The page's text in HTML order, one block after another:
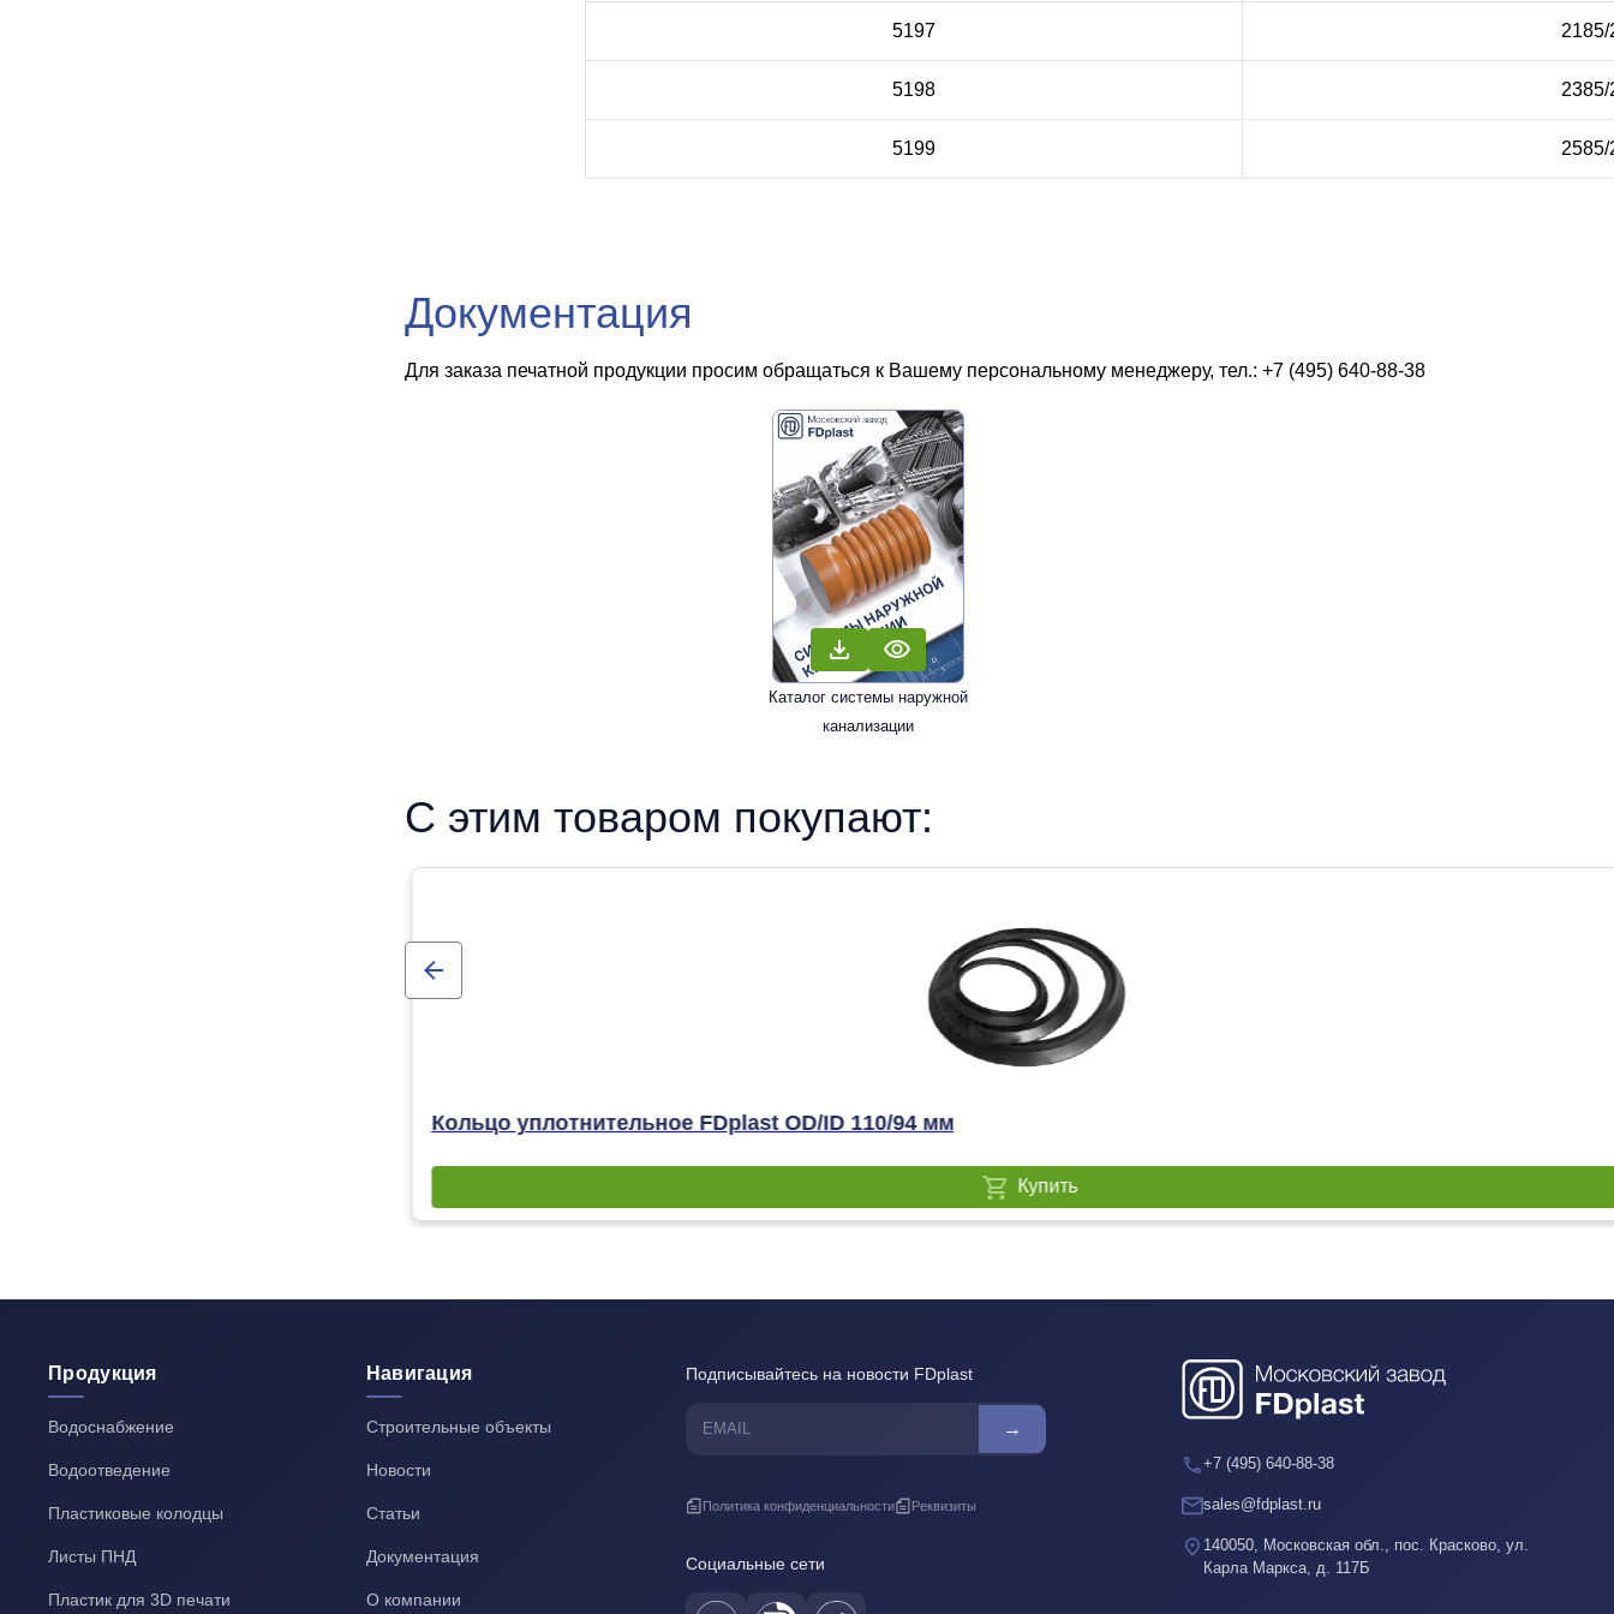
5197 2185/
5198 2385/
5199 2585/
Документация
Для заказа печатной продукции просим обращаться к Вашему персональному менеджеру, тел.: +7 (495) 640-88-38
Каталог системы наружной
канализации
С этим товаром покупают:
Кольцо уплотнительное FDplast OD/ID 110/94 мм
Купить
Продукция
Водоснабжение
Водоотведение
Пластиковые колодцы
Листы ПНД
Пластик для 3D печати
Навигация
Строительные объекты
Новости
Статьи
Документация
О компании
Подписывайтесь на новости FDplast
→
Политика конфиденциальности Реквизиты
Социальные сети
+7 (495) 640-88-38
sales@fdplast.ru
140050, Московская обл., пос. Красково, ул.
Карла Маркса, д. 117Б